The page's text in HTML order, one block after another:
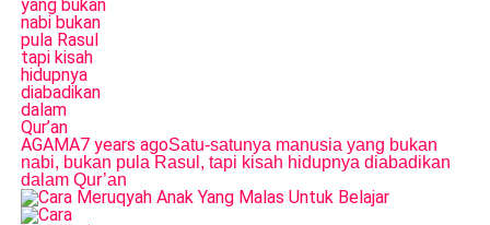
AGAMA7 years agoSatu-satunya manusia yang bukan
nabi, bukan pula Rasul, tapi kisah hidupnya diabadikan
dalam Qur’an